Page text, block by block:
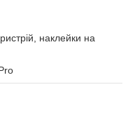
наклейки на